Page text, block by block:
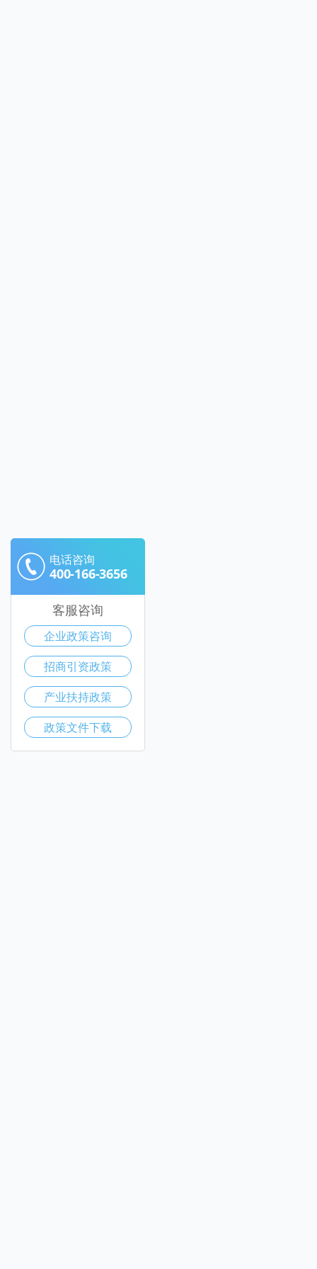
电话咨询
400-166-3656
客服咨询
企业政策咨询
招商引资政策
产业扶持政策
政策文件下载